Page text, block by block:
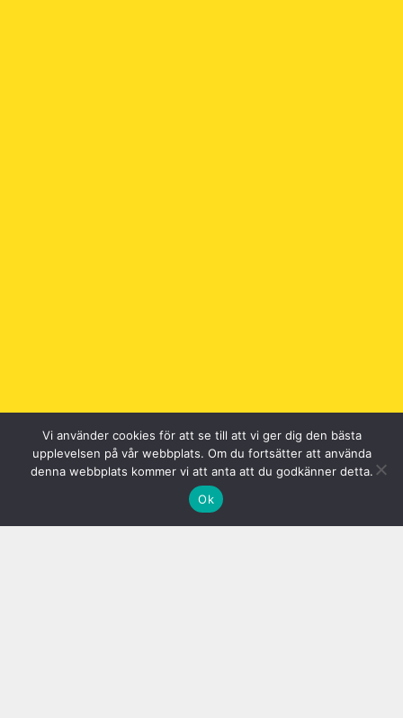
Vi använder cookies för att se till att vi ger dig den bästa
upplevelsen på vår webbplats. Om du fortsätter att använda
denna webbplats kommer vi att anta att du godkänner detta.
Ok